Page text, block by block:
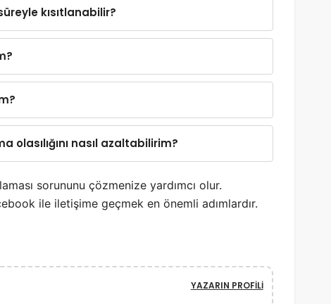
kısıtlanabilir?
olasılığını nasıl azaltabilirim?
sorununu çözmenize yardımcı olur.
ile iletişime geçmek en önemli adımlardır.
YAZARIN PROFILI